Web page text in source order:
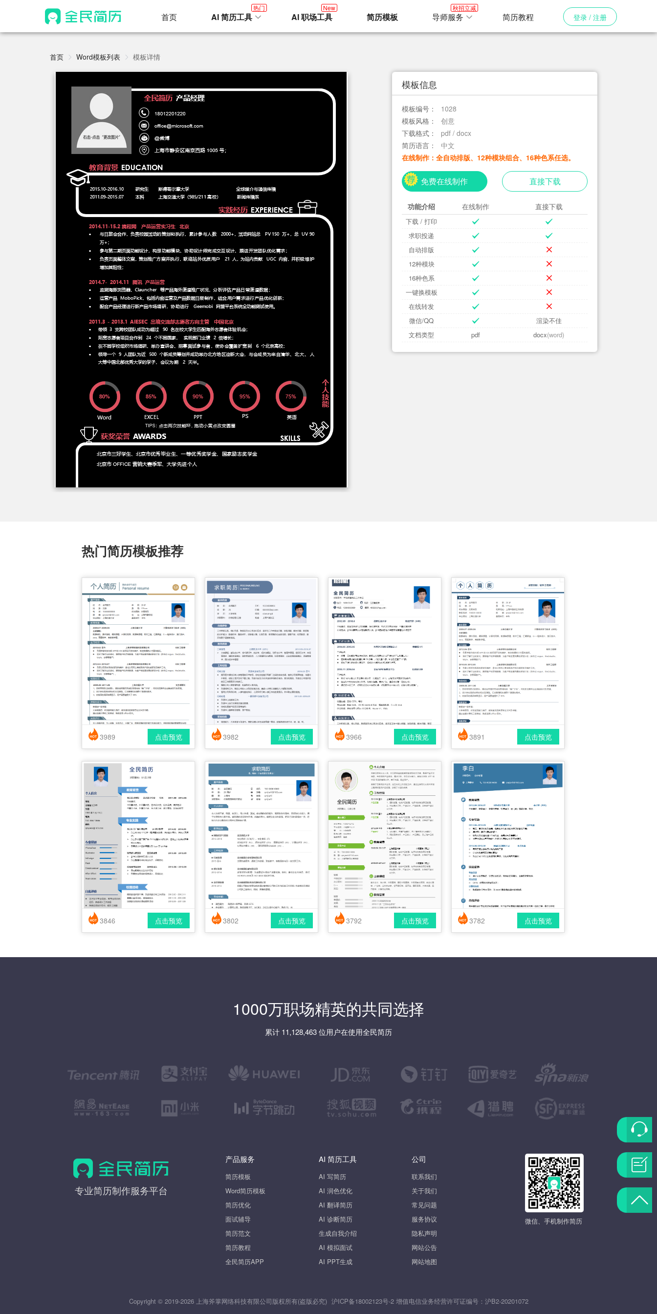
首页 AI 简历工具
热门
AI 职场工具
New
简历模板 导师服务
秋招立减
简历教程 登录 / 注册
首页 Word模板列表 模板详情
模板信息
模板编号：
1028
模板风格：
创意
下载格式：
pdf / docx
简历语言：
中文
在线制作：全自动排版、12种模块组合、16种色系任选。
免费在线制作 直接下载
功能介绍 在线制作 直接下载
下载 / 打印
求职投递
自动排版
12种模块
16种色系
一键换模板
在线转发
微信/QQ
渲染不佳
文档类型
pdf docx(word)
热门简历模板推荐
简历风格： 时尚 / 简洁 / 应届生
点击预览
3989
简历风格： 时尚 / 简洁 / 应届生
点击预览
3982
简历风格： 时尚 / 简洁 / 应届生
点击预览
3966
简历风格： 简洁 / 时尚 / 应届生
点击预览
3891
简历风格： 时尚 / 简洁 / 应届生
点击预览
3846
简历风格： 时尚 / 简洁 / 应届生
点击预览
3802
简历风格： 时尚 / 简洁 / 应届生
点击预览
3792
简历风格： 时尚 / 简洁 / 应届生
点击预览
3782
1000万职场精英的共同选择
累计 11,128,463 位用户在使用全民简历
全
专业简历制作服务平台
产品服务
简历模板
Word简历模板
简历优化
面试辅导
简历范文
简历教程
全民简历APP
AI 简历工具
AI 写简历
AI 润色优化
AI 翻译简历
AI 诊断简历
生成自我介绍
AI 模拟面试
AI PPT生成
公司
联系我们
关于我们
常见问题
服务协议
隐私声明
网站公告
网站地图
微信、手机制作简历
Copyright © 2019-2026 上海斧掌网络科技有限公司版权所有(盗版必究) 沪ICP备18002123号-2增值电信业务经营许可证编号： 沪B2-20201072
联
系
客
服
题
反
返